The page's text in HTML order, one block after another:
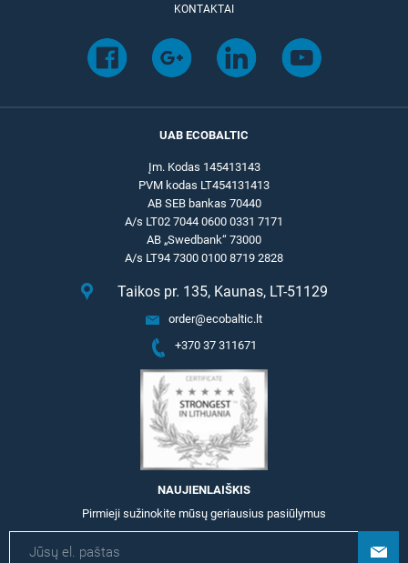
KONTAKTAI
UAB ECOBALTIC
Įm. Kodas 145413143
PVM kodas LT454131413
AB SEB bankas 70440
A/s LT02 7044 0600 0331 7171
AB „Swedbank“ 73000
A/s LT94 7300 0100 8719 2828
Taikos pr. 135, Kaunas, LT-51129
order@ecobaltic.lt
+370 37 311671
NAUJIENLAIŠKIS
Pirmieji sužinokite mūsų geriausius pasiūlymus